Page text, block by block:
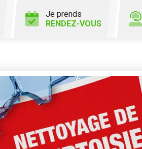
Je prends
RENDEZ-VOUS